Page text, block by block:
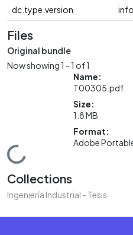
dc.type.version
Files
Original bundle
Now showing1 - 1 of 1
Loading...
Name:
T00305.pdf
Size:
1.8 MB
Format:
Adobe
Collections
Ingeniería Industrial - Tesis